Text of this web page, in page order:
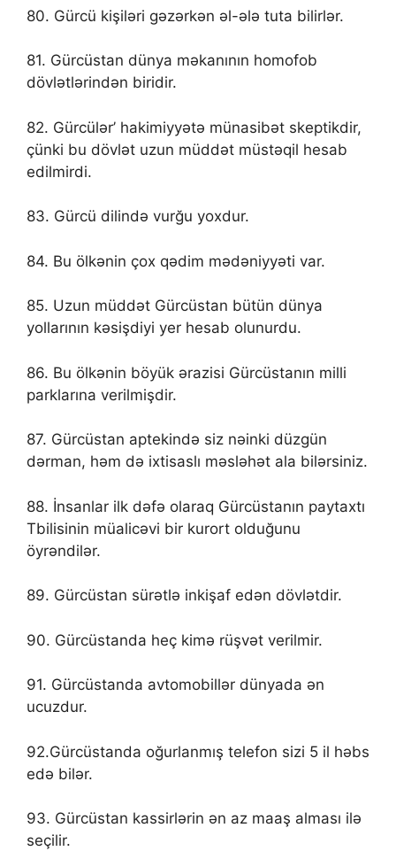
80. Gürcü kişiləri gəzərkən əl-ələ tuta bilirlər.
81. Gürcüstan dünya məkanının homofob
dövlətlərindən biridir.
82. Gürcülər’ hakimiyyətə münasibət skeptikdir,
çünki bu dövlət uzun müddət müstəqil hesab
edilmirdi.
83. Gürcü dilində vurğu yoxdur.
84. Bu ölkənin çox qədim mədəniyyəti var.
85. Uzun müddət Gürcüstan bütün dünya
yollarının kəsişdiyi yer hesab olunurdu.
86. Bu ölkənin böyük ərazisi Gürcüstanın milli
parklarına verilmişdir.
87. Gürcüstan aptekində siz nəinki düzgün
dərman, həm də ixtisaslı məsləhət ala bilərsiniz.
88. İnsanlar ilk dəfə olaraq Gürcüstanın paytaxtı
Tbilisinin müalicəvi bir kurort olduğunu
öyrəndilər.
89. Gürcüstan sürətlə inkişaf edən dövlətdir.
90. Gürcüstanda heç kimə rüşvət verilmir.
91. Gürcüstanda avtomobillər dünyada ən
ucuzdur.
92.Gürcüstanda oğurlanmış telefon sizi 5 il həbs
edə bilər.
93. Gürcüstan kassirlərin ən az maaş alması ilə
seçilir.